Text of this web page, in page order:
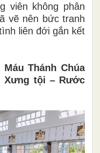
viên không phân
vẽ nên bức tranh
liên đới gắn kết
Thánh Chúa
Xưng tội – Rước